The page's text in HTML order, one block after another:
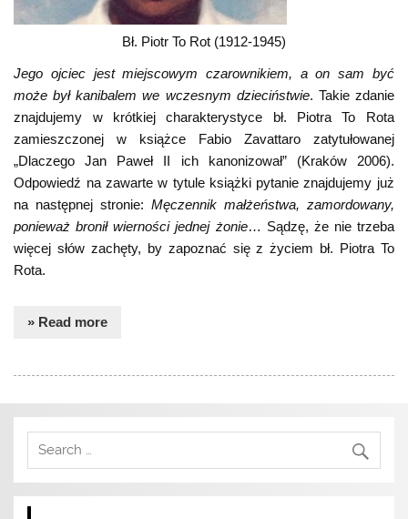
Bł. Piotr To Rot (1912-1945)
Jego ojciec jest miejscowym czarownikiem, a on sam być
może był kanibalem we wczesnym dzieciństwie. Takie zdanie
znajdujemy w krótkiej charakterystyce bł. Piotra To Rota
zamieszczonej w książce Fabio Zavattaro zatytułowanej
„Dlaczego Jan Paweł II ich kanonizował” (Kraków 2006).
Odpowiedź na zawarte w tytule książki pytanie znajdujemy już
na następnej stronie: Męczennik małżeństwa, zamordowany,
ponieważ bronił wierności jednej żonie… Sądzę, że nie trzeba
więcej słów zachęty, by zapoznać się z życiem bł. Piotra To
Rota.
» Read more